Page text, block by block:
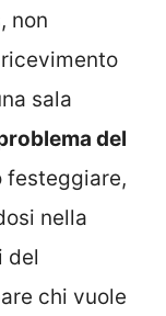
non
sala
del
festeggiare,
nella
del
chi vuole